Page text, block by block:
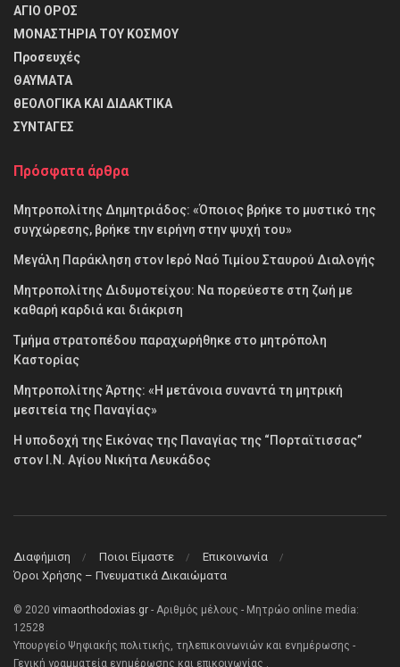
ΑΓΙΟ ΟΡΟΣ
ΜΟΝΑΣΤΗΡΙΑ ΤΟΥ ΚΟΣΜΟΥ
Προσευχές
ΘΑΥΜΑΤΑ
θΕΟΛΟΓΙΚΑ ΚΑΙ ΔΙΔΑΚΤΙΚΑ
ΣΥΝΤΑΓΕΣ
Πρόσφατα άρθρα
Μητροπολίτης Δημητριάδος: «Όποιος βρήκε το μυστικό της
συγχώρεσης, βρήκε την ειρήνη στην ψυχή του»
Μεγάλη Παράκληση στον Ιερό Ναό Τιμίου Σταυρού Διαλογής
Μητροπολίτης Διδυμοτείχου: Να πορεύεστε στη ζωή με
καθαρή καρδιά και διάκριση
Τμήμα στρατοπέδου παραχωρήθηκε στο μητρόπολη
Καστορίας
Μητροπολίτης Άρτης: «Η μετάνοια συναντά τη μητρική
μεσιτεία της Παναγίας»
Η υποδοχή της Εικόνας της Παναγίας της “Πορταϊτισσας”
στον Ι.Ν. Αγίου Νικήτα Λευκάδος
Διαφήμιση Ποιοι Είμαστε
Επικοινωνία
Όροι Χρήσης – Πνευματικά Δικαιώματα
© 2020 vimaorthodoxias.gr - Αριθμός μέλους - Μητρώο online media:
12528
Υπουργείο Ψηφιακής πολιτικής, τηλεπικοινωνιών και ενημέρωσης -
Γενική γραμματεία ενημέρωσης και επικοινωνίας .